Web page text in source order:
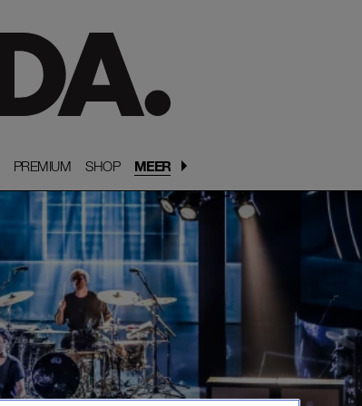
PREMIUM
PREMIUM SHOP
SHOP MEER